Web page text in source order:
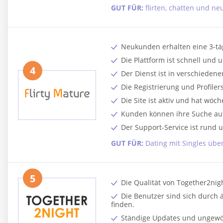
GUT FÜR: flirten, chatten und
4
Neukunden erhalten eine 3-
Die Plattform ist schnell und
Der Dienst ist in
Die Registrierung und
Die Site ist aktiv und hat
Kunden können ihre Suche
Der Support-Service ist rund
GUT FÜR: Dating mit Singles
5
Die Qualität von
Die Benutzer sind sich durch
finden.
Ständige Updates und